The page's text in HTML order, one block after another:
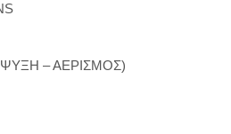
– ΑΕΡΙΣΜΟΣ)